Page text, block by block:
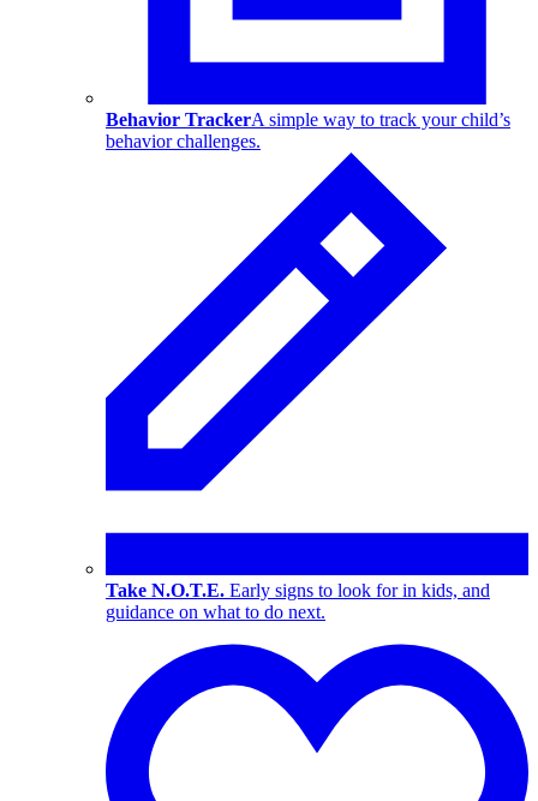
Behavior TrackerA simple way to track your child’s
behavior challenges.
Take N.O.T.E. Early signs to look for in kids, and
guidance on what to do next.